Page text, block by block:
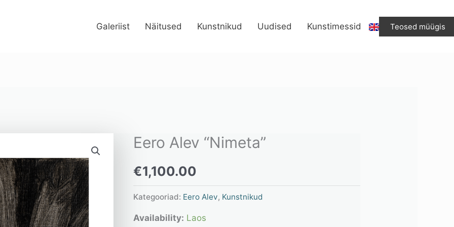
Galeriist Näitused Kunstnikud Uudised Kunstimessid Teosed müügis
Eero Alev “Nimeta”
€1,100.00
Kategooriad: Eero Alev, Kunstnikud
Availability: Laos
Eero
“Nimeta”
kogus